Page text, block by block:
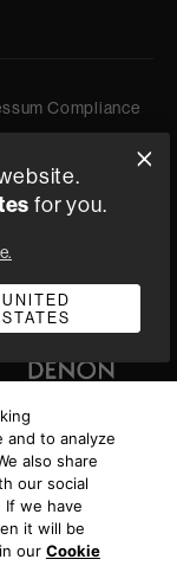
Compliance
All
for you.
UNITED
STATES
to analyze
also share
our social
If we have
it will be
our Cookie